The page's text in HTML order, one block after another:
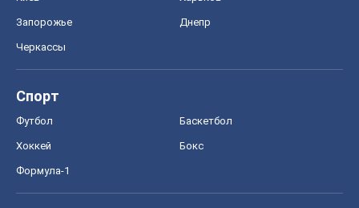
Запорожье Днепр
Черкассы
Спорт
Футбол Баскетбол
Хоккей Бокс
Формула-1